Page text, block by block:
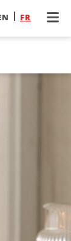
FR